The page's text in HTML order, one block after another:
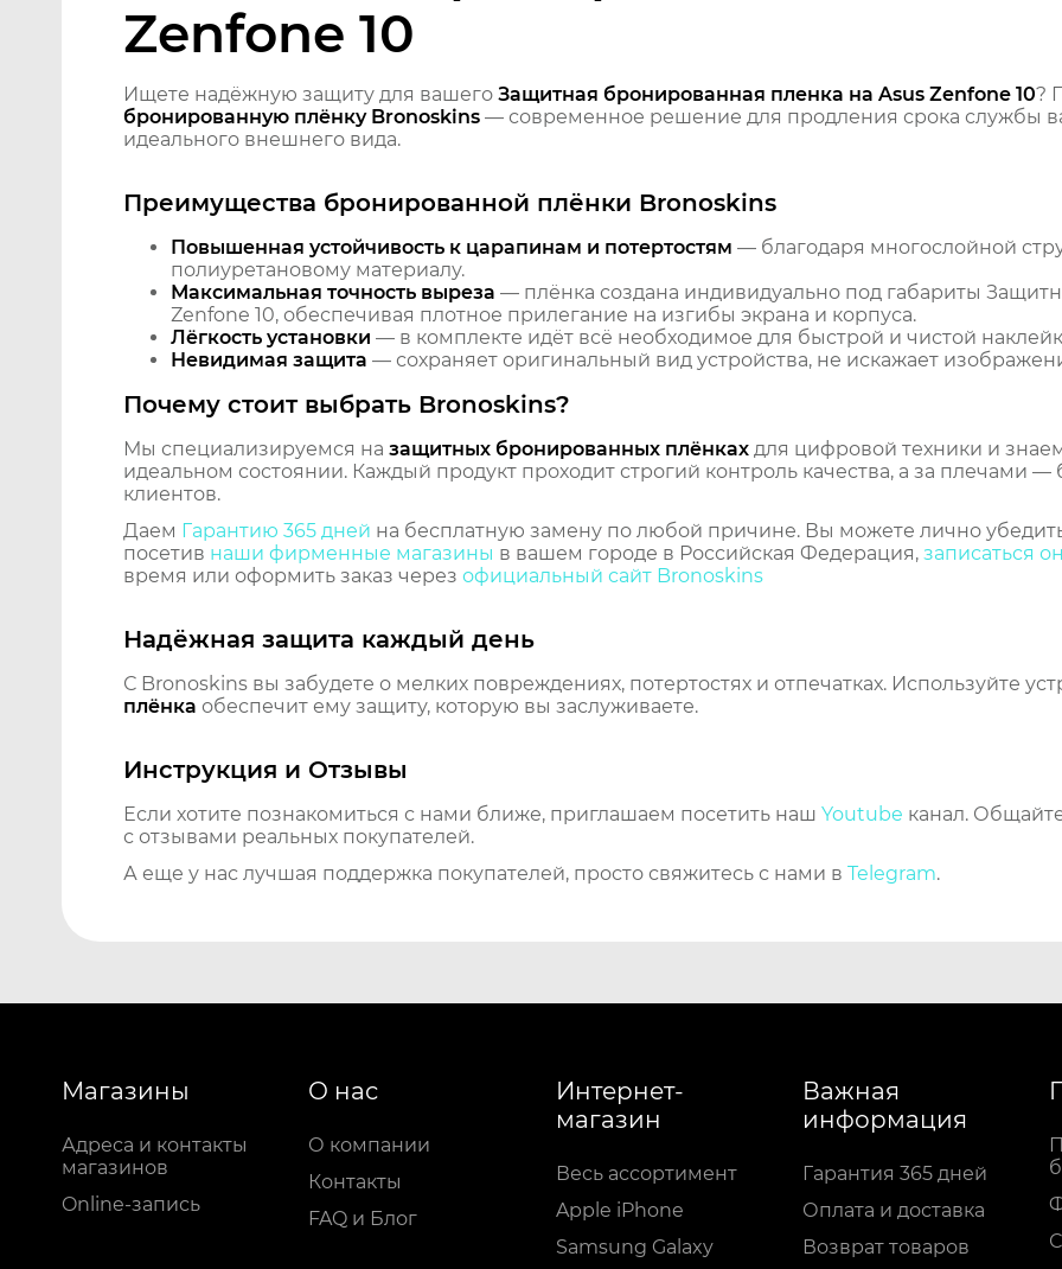
Zenfone 10
Ищете надёжную защиту для вашего Защитная бронированная пленка на Asus Zenfone 10?
бронированную плёнку Bronoskins — современное решение для продления срока службы
идеального внешнего вида.
Преимущества бронированной плёнки Bronoskins
Повышенная устойчивость к царапинам и потертостям — благодаря многослойной
полиуретановому материалу.
Максимальная точность выреза — плёнка создана индивидуально под габариты
Zenfone 10, обеспечивая плотное прилегание на изгибы экрана и корпуса.
Лёгкость установки — в комплекте идёт всё необходимое для быстрой и чистой
Невидимая защита — сохраняет оригинальный вид устройства, не искажает
Почему стоит выбрать Bronoskins?
Мы специализируемся на защитных бронированных плёнках для цифровой техники и
идеальном состоянии. Каждый продукт проходит строгий контроль качества, а за плечами
клиентов.
Даем Гарантию 365 дней на бесплатную замену по любой причине. Вы можете лично
посетив наши фирменные магазины в вашем городе в Российская Федерация, записаться
время или оформить заказ через официальный сайт Bronoskins
Надёжная защита каждый день
С Bronoskins вы забудете о мелких повреждениях, потертостях и отпечатках. Используйте
плёнка обеспечит ему защиту, которую вы заслуживаете.
Инструкция и Отзывы
Если хотите познакомиться с нами ближе, приглашаем посетить наш Youtube канал.
с отзывами реальных покупателей.
А еще у нас лучшая поддержка покупателей, просто свяжитесь с нами в Telegram.
Магазины
Адреса и контакты
магазинов
Online-запись
О нас
О компании
Контакты
FAQ и Блог
Интернет-
магазин
Весь ассортимент
Apple iPhone
Samsung Galaxy
Важная
информация
Гарантия 365 дней
Оплата и доставка
Возврат товаров